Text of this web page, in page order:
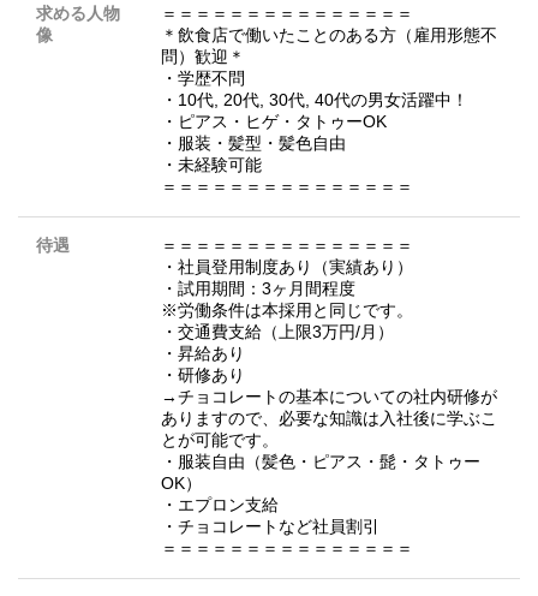
求める人物
像
＝＝＝＝＝＝＝＝＝＝＝＝＝＝＝
＊飲食店で働いたことのある方（雇用形態不
問）歓迎＊
・学歴不問
・10代, 20代, 30代, 40代の男女活躍中！
・ピアス・ヒゲ・タトゥーOK
・服装・髪型・髪色自由
・未経験可能
＝＝＝＝＝＝＝＝＝＝＝＝＝＝＝
待遇
＝＝＝＝＝＝＝＝＝＝＝＝＝＝＝
・社員登用制度あり（実績あり）
・試用期間：3ヶ月間程度
※労働条件は本採用と同じです。
・交通費支給（上限3万円/月）
・昇給あり
・研修あり
→チョコレートの基本についての社内研修が
ありますので、必要な知識は入社後に学ぶこ
とが可能です。
・服装自由（髪色・ピアス・髭・タトゥー
OK）
・エプロン支給
・チョコレートなど社員割引
＝＝＝＝＝＝＝＝＝＝＝＝＝＝＝